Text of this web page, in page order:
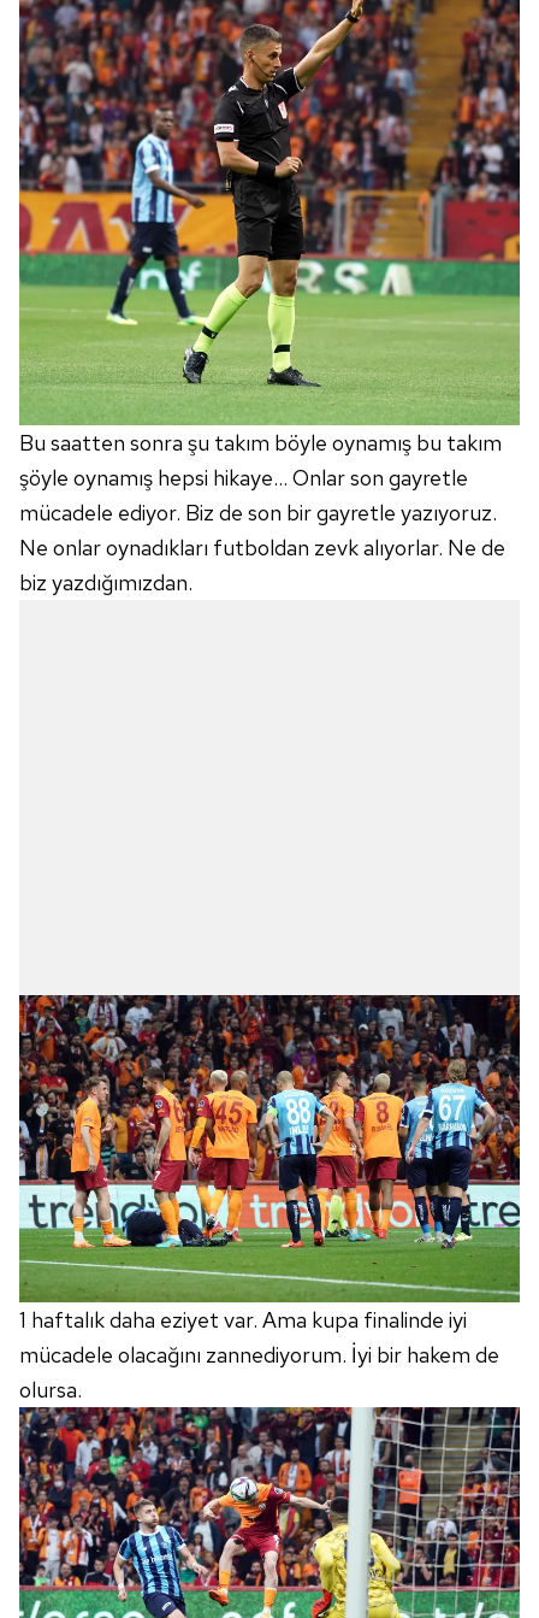
verileriniz işlenmekte olup gerekli olan çerezler bilgi
toplumu hizmetlerinin sunulması amacıyla
kullanılmaktadır. Diğer çerezler, sitemizin daha işlevsel
kılınması ve kişiselleştirilmesi ve sizlere yönelik
reklam/pazarlama faaliyetlerinin yapılması, amaçlarıyla
sınırlı olarak açık rızanız dahilinde kullanılacaktır.
Çerezlere ilişkin tercihlerinizi aşağıda yer alan panel
vasıtasıyla belirleyebilirsiniz. Çerezlere ilişkin detaylı bilgi
için Ayarlar butonuna tıklayabilir,Çerez Bilgilendirme
Metnimiziziyaret edebilirsiniz.
6698 sayılı Kişisel Verilerin Korunması Kanunu uyarınca
hazırlanmış Aydınlatma Metnimizi okumak ve sitemizde
ilgili mevzuata uygun olarak kullanılan çerezlerle ilgili bilgi
almak için lütfentıklayınız.
Bu saatten sonra şu takım böyle oynamış bu takım
şöyle oynamış hepsi hikaye... Onlar son gayretle
mücadele ediyor. Biz de son bir gayretle yazıyoruz.
Ne onlar oynadıkları futboldan zevk alıyorlar. Ne de
biz yazdığımızdan.
1 haftalık daha eziyet var. Ama kupa finalinde iyi
mücadele olacağını zannediyorum. İyi bir hakem de
olursa.